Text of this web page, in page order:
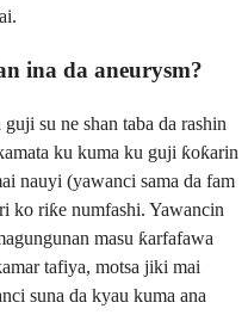
ina da aneurysm?
su ne shan taba da rashin
ku kuma ku guji ƙoƙarin
nauyi (yawanci sama da fam
ko riƙe numfashi. Yawancin
masu ƙarfafawa
tafiya, motsa jiki mai
suna da kyau kuma ana